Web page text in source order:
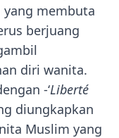
membuta
berjuang
diri wanita.
-‘Liberté
diungkapkan
Muslim yang